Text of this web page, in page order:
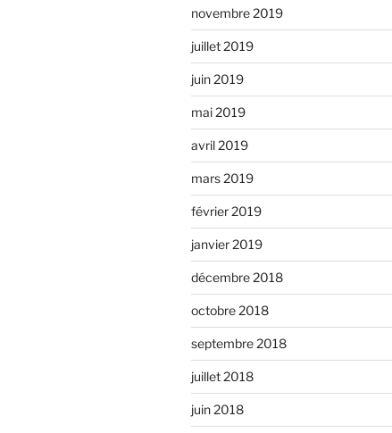
novembre 2019
juillet 2019
juin 2019
mai 2019
avril 2019
mars 2019
février 2019
janvier 2019
décembre 2018
octobre 2018
septembre 2018
juillet 2018
juin 2018